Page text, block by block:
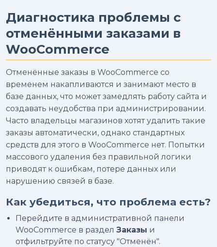
Диагностика проблемы с
отменёнными заказами в
WooCommerce
Отменённые заказы в WooCommerce со
временем накапливаются и занимают место в
базе данных, что может замедлять работу сайта и
создавать неудобства при администрировании.
Часто владельцы магазинов хотят удалить такие
заказы автоматически, однако стандартных
средств для этого в WooCommerce нет. Попытки
массового удаления без правильной логики
приводят к ошибкам, потере данных или
нарушению связей в базе.
Как убедиться, что проблема есть?
Перейдите в административной панели
WooCommerce в раздел Заказы и
отфильтруйте по статусу "Отменён".